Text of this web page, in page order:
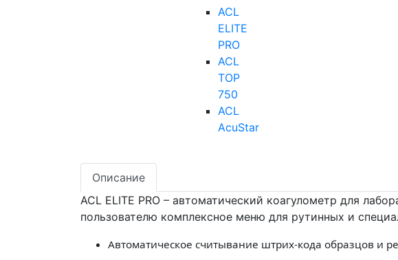
ACL
ELITE
PRO
ACL
TOP
750
ACL
AcuStar
Описание
ACL ELITE PRO – автоматический коагулометр для
пользователю комплексное меню для рутинных и
Автоматическое считывание штрих-кода образцов и